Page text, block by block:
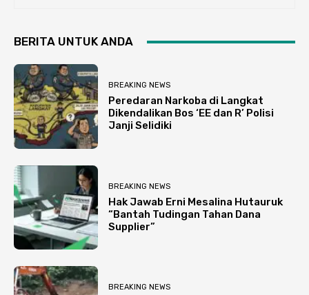
BERITA UNTUK ANDA
BREAKING NEWS
Peredaran Narkoba di Langkat
Dikendalikan Bos ‘EE dan R’ Polisi
Janji Selidiki
BREAKING NEWS
Hak Jawab Erni Mesalina Hutauruk
“Bantah Tudingan Tahan Dana
Supplier”
BREAKING NEWS